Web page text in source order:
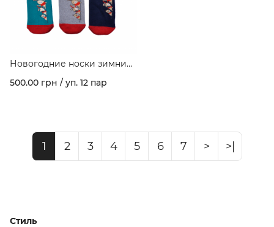
Новогодние носки зимние
махровые с рисунком
"Зверята" ассорти цветов в
500.00 грн / уп. 12 пар
1 2 3 4 5 6 7 > >|
Стиль